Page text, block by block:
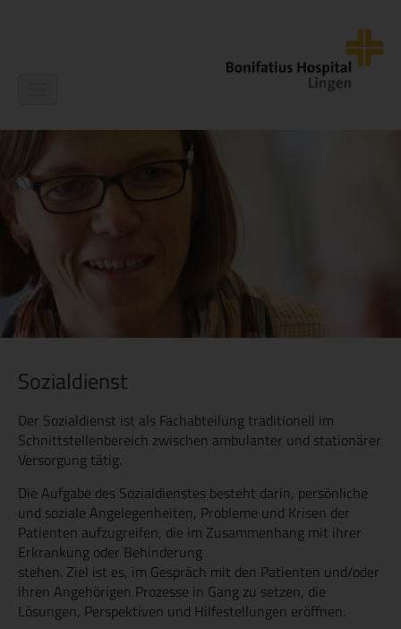
Sozialdienst
Der Sozialdienst ist als Fachabteilung traditionell im
Schnittstellenbereich zwischen ambulanter und stationärer
Versorgung tätig.
Die Aufgabe des Sozialdienstes besteht darin, persönliche
und soziale Angelegenheiten, Probleme und Krisen der
Patienten aufzugreifen, die im Zusammenhang mit ihrer
Erkrankung oder Behinderung
stehen. Ziel ist es, im Gespräch mit den Patienten und/oder
ihren Angehörigen Prozesse in Gang zu setzen, die
Lösungen, Perspektiven und Hilfestellungen eröffnen.